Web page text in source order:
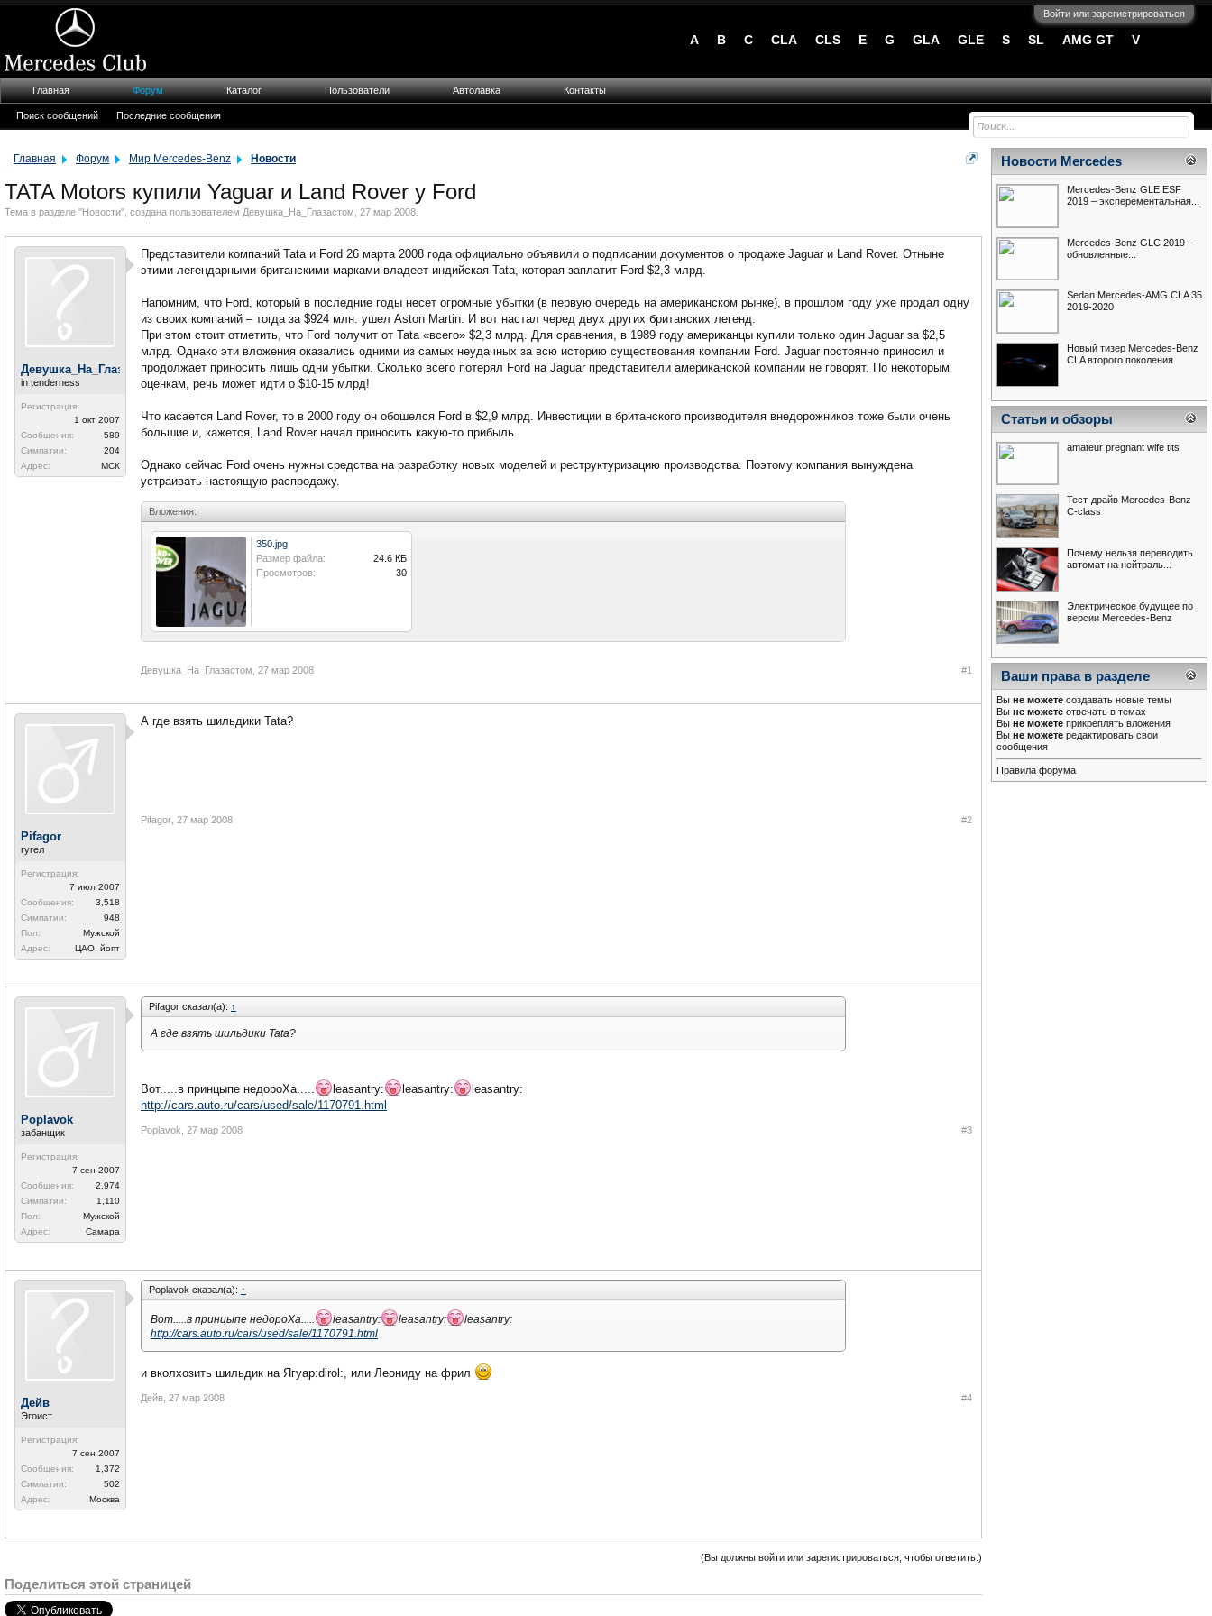
Войти или зарегистрироваться
Главная Форум Мир Mercedes-Benz Новости
TATA Motors купили Yaguar и Land Rover у Ford
Тема в разделе "Новости", создана пользователем Девушка_На_Глазастом 27 мар 2008
Девушка_На_Глазастом
in tenderness
Регистрация:
1 окт 2007
Сообщения:
589
Симпатии:
204
Адрес:
МСК
Представители компаний Tata и Ford 26 марта 2008 года официально объявили о подписании документов о продаже Jaguar и Land Rover. Отныне
этими легендарными британскими марками владеет индийская Tata, которая заплатит Ford $2,3 млрд.
Напомним, что Ford, который в последние годы несет огромные убытки (в первую очередь на американском рынке), в прошлом году уже продал одну
из своих компаний – тогда за $924 млн. ушел Aston Martin. И вот настал черед двух других британских легенд.
При этом стоит отметить, что Ford получит от Tata «всего» $2,3 млрд. Для сравнения, в 1989 году американцы купили только один Jaguar за $2,5
млрд. Однако эти вложения оказались одними из самых неудачных за всю историю существования компании Ford. Jaguar постоянно приносил и
продолжает приносить лишь одни убытки. Сколько всего потерял Ford на Jaguar представители американской компании не говорят. По некоторым
оценкам, речь может идти о $10-15 млрд!
Что касается Land Rover, то в 2000 году он обошелся Ford в $2,9 млрд. Инвестиции в британского производителя внедорожников тоже были очень
большие и, кажется, Land Rover начал приносить какую-то прибыль.
Однако сейчас Ford очень нужны средства на разработку новых моделей и реструктуризацию производства. Поэтому компания вынуждена
устраивать настоящую распродажу.
Вложения:
350.jpg
Размер файла:
24.6 КБ
Просмотров:
30
Девушка_На_Глазастом 27 мар 2008 #1
Pifagor
гугел
Регистрация:
7 июл 2007
Сообщения:
3,518
Симпатии:
948
Пол:
Мужской
Адрес:
ЦАО, йопт
А где взять шильдики Tata?
Pifagor 27 мар 2008 #2
Poplavok
забанщик
Регистрация:
7 сен 2007
Сообщения:
2,974
Симпатии:
1,110
Пол:
Мужской
Адрес:
Самара
Pifagor сказал(а): ↑
А где взять шильдики Tata?
Вот.....в принцыпе недороХа..... leasantry: leasantry:
leasantry:
http://cars.auto.ru/cars/used/sale/1170791.html
Poplavok 27 мар 2008 #3
Дейв
Эгоист
Регистрация:
7 сен 2007
Сообщения:
1,372
Симпатии:
502
Адрес:
Москва
Poplavok сказал(а): ↑
Вот.....в принцыпе недороХа..... leasantry: leasantry:
leasantry:
http://cars.auto.ru/cars/used/sale/1170791.html
и вколхозить шильдик на Ягуар:dirol:, или Леониду на фрил
Дейв 27 мар 2008 #4
(Вы должны войти или зарегистрироваться, чтобы ответить.)
Поделиться этой страницей
Новости Mercedes
Mercedes-Benz GLE ESF
2019 – эксперементальная...
Mercedes-Benz GLC 2019 –
обновленные...
Sedan Mercedes-AMG CLA 35
2019-2020
Новый тизер Mercedes-Benz
CLA второго поколения
Статьи и обзоры
amateur pregnant wife tits
Тест-драйв Mercedes-Benz
С-class
Почему нельзя переводить
автомат на нейтраль...
Электрическое будущее по
версии Mercedes-Benz
Ваши права в разделе
Вы не можете создавать новые темы
Вы не можете отвечать в темах
Вы не можете прикреплять вложения
Вы не можете редактировать свои
сообщения
Правила форума
A B C CLA CLS E G GLA GLE S SL AMG GT V
Главная Форум
Поиск сообщений Последние сообщения
Каталог Пользователи Автолавка Контакты